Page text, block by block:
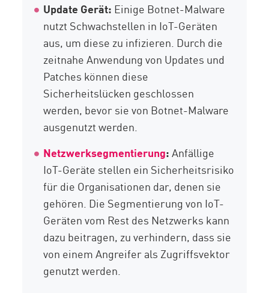
Update Gerät: Einige Botnet-Malware
nutzt Schwachstellen in IoT-Geräten
aus, um diese zu infizieren. Durch die
zeitnahe Anwendung von Updates und
Patches können diese
Sicherheitslücken geschlossen
werden, bevor sie von Botnet-Malware
ausgenutzt werden.
Netzwerksegmentierung:Anfällige
IoT-Geräte stellen ein Sicherheitsrisiko
für die Organisationen dar, denen sie
gehören. Die Segmentierung von IoT-
Geräten vom Rest des Netzwerks kann
dazu beitragen, zu verhindern, dass sie
von einem Angreifer als Zugriffsvektor
genutzt werden.